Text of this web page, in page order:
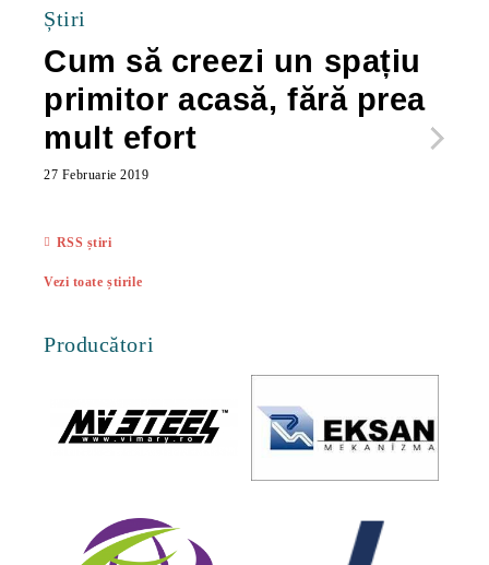
Știri
Cum să creezi un spațiu
primitor acasă, fără prea
mult efort
27 Februarie 2019
RSS știri
Vezi toate știrile
Producători